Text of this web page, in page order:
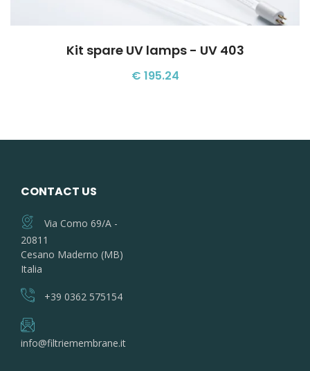
Kit spare UV lamps - UV 403
€ 195.24
CONTACT US
Via Como 69/A -
20811
Cesano Maderno (MB)
Italia
+39 0362 575154
info@filtriemembrane.it